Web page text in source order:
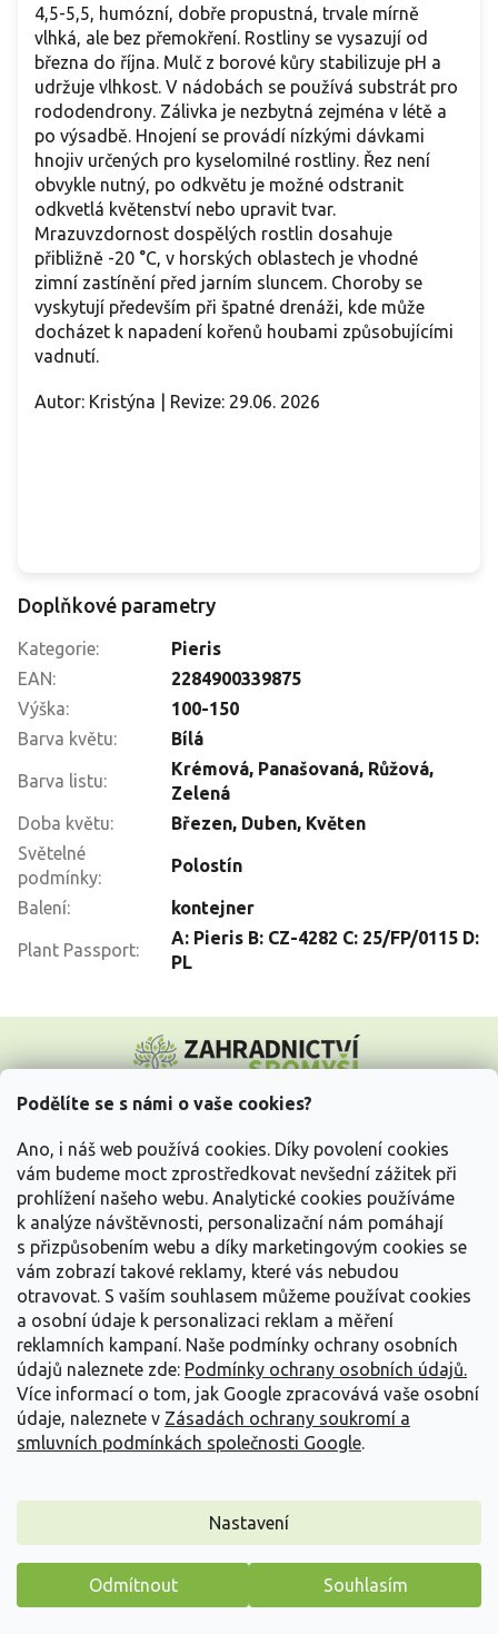
Podělíte se s námi o vaše cookies?
Ano, i náš web používá cookies. Díky povolení cookies
vám budeme moct zprostředkovat nevšední zážitek při
prohlížení našeho webu. Analytické cookies používáme
k analýze návštěvnosti, personalizační nám pomáhají
s přizpůsobením webu a díky marketingovým cookies se
vám zobrazí takové reklamy, které vás nebudou
otravovat. S vaším souhlasem můžeme používat cookies
a osobní údaje k personalizaci reklam a měření
reklamních kampaní. Naše podmínky ochrany osobních
údajů naleznete zde: Podmínky ochrany osobních údajů.
Více informací o tom, jak Google zpracovává vaše osobní
údaje, naleznete v Zásadách ochrany soukromí a
smluvních podmínkách společnosti Google.
Nastavení
Odmítnout Souhlasím
4,5-5,5, humózní, dobře propustná, trvale mírně
vlhká, ale bez přemokření. Rostliny se vysazují od
března do října. Mulč z borové kůry stabilizuje pH a
udržuje vlhkost. V nádobách se používá substrát pro
rododendrony. Zálivka je nezbytná zejména v létě a
po výsadbě. Hnojení se provádí nízkými dávkami
hnojiv určených pro kyselomilné rostliny. Řez není
obvykle nutný, po odkvětu je možné odstranit
odkvetlá květenství nebo upravit tvar.
Mrazuvzdornost dospělých rostlin dosahuje
přibližně -20 °C, v horských oblastech je vhodné
zimní zastínění před jarním sluncem. Choroby se
vyskytují především při špatné drenáži, kde může
docházet k napadení kořenů houbami způsobujícími
vadnutí.
Autor: Kristýna | Revize: 29.06. 2026
Doplňkové parametry
Kategorie:
Pieris
EAN:
2284900339875
Výška:
100-150
Barva květu: Bílá
Barva listu:
Krémová, Panašovaná, Růžová,
Zelená
Doba květu: Březen, Duben, Květen
Světelné
podmínky:
Polostín
Balení: kontejner
Plant Passport:
A: Pieris B: CZ-4282 C: 25/FP/0115 D:
PL
p
Vše o nákupu
Informace pro Vás
Kontakujte nás
Vytvořil Shoptet
Copyright 2026 Zahradnictví Spomyšl
. Všechna práva
vyhrazena.
Máme pro vás malý dárek